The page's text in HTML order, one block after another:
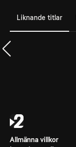
Liknande titlar
Allmänna villkor